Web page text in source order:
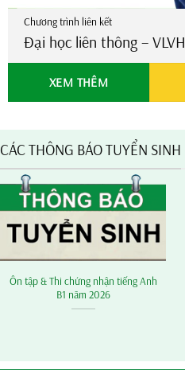
Luật
Chương trình liên kết
Đại học liên thông – VLVH
XEM THÊM
CÁC THÔNG BÁO TUYỂN SINH
Ôn tập & Thi chứng nhận tiếng Anh
B1 năm 2026